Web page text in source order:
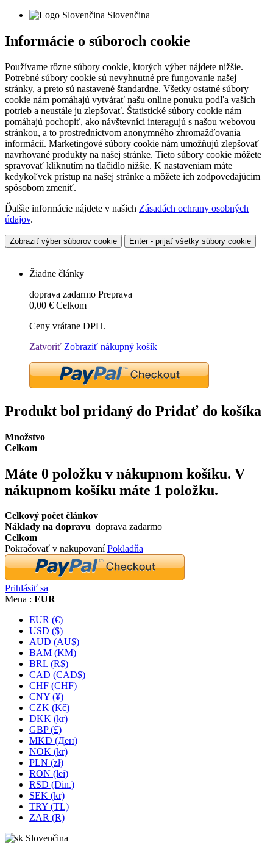
Slovenčina
Informácie o súboroch cookie
Používame rôzne súbory cookie, ktorých výber nájdete nižšie.
Potrebné súbory cookie sú nevyhnutné pre fungovanie našej
stránky, a preto sú nastavené štandardne. Všetky ostatné súbory
cookie nám pomáhajú vytvárať našu online ponuku podľa vašich
potrieb a neustále ju zlepšovať. Štatistické súbory cookie nám
pomáhajú pochopiť, ako návštevníci interagujú s našou webovou
stránkou, a to prostredníctvom anonymného zhromažďovania
informácií. Marketingové súbory cookie nám umožňujú zlepšovať
navrhované produkty na našej stránke. Tieto súbory cookie môžete
spravovať kliknutím na tlačidlo nižšie. K nastaveniam máte
kedykoľvek prístup na našej stránke a môžete ich zodpovedajúcim
spôsobom zmeniť.
Ďalšie informácie nájdete v našich Zásadách ochrany osobných
údajov.
Zobraziť výber súborov cookie Enter - prijať všetky súbory cookie
Žiadne články
doprava zadarmo Preprava
0,00 € Celkom
Ceny vrátane DPH.
Zatvoriť Zobraziť nákupný košík
Produkt bol pridaný do Pridať do košíka
Množstvo
Celkom
Máte 0 položku v nákupnom košíku. V
nákupnom košíku máte 1 položku.
Celkový počet článkov
Náklady na dopravu doprava zadarmo
Celkom
Pokračovať v nakupovaníPokladňa
Prihlásiť sa
Mena : EUR
EUR (€)
USD ($)
AUD (AU$)
BAM (KM)
BRL (R$)
CAD (CAD$)
CHF (CHF)
CNY (¥)
CZK (Kč)
DKK (kr)
GBP (£)
MKD (Ден)
NOK (kr)
PLN (zł)
RON (lei)
RSD (Din.)
SEK (kr)
TRY (TL)
ZAR (R)
Slovenčina